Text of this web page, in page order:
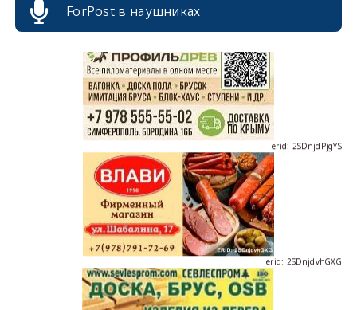
ForPost в наушниках
erid: 2SDnjdvhGXG